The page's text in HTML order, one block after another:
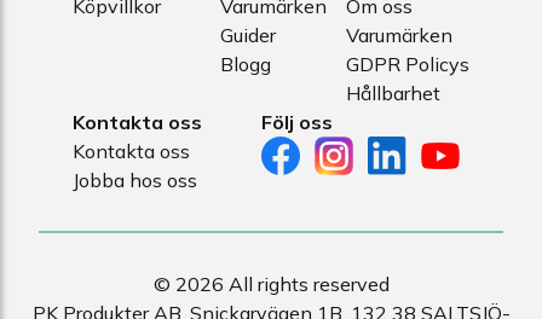
Köpvillkor
Varumärken
Guider
Blogg
Om oss
Varumärken
GDPR Policys
Hållbarhet
Kontakta oss
Kontakta oss
Jobba hos oss
Följ oss
© 2026 All rights reserved
PK Produkter AB, Snickarvägen 1B, 132 38 SALTSJÖ-